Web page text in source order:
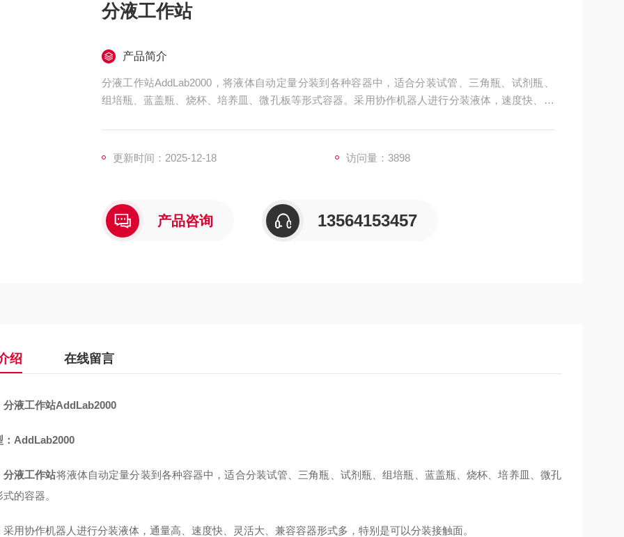
分液工作站
产品简介
分液工作站AddLab2000，将液体自动定量分装到各种容器中，适合分装试管、三角瓶、试剂瓶、
组培瓶、蓝盖瓶、烧杯、培养皿、微孔板等形式容器。采用协作机器人进行分装液体，速度快、灵
更新时间：2025-12-18 访问量：3898
产品咨询 13564153457
绍 在线留言
分液工作站AddLab2000
：AddLab2000
分液工作站将液体自动定量分装到各种容器中，适合分装试管、三角瓶、试剂瓶、组培瓶、蓝盖瓶、烧杯、培养皿、微孔
的容器。
采用协作机器人进行分装液体，通量高、速度快、灵活大、兼容容器形式多，特别是可以分装接触面。